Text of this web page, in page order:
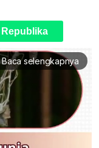
Baca selengkapnya